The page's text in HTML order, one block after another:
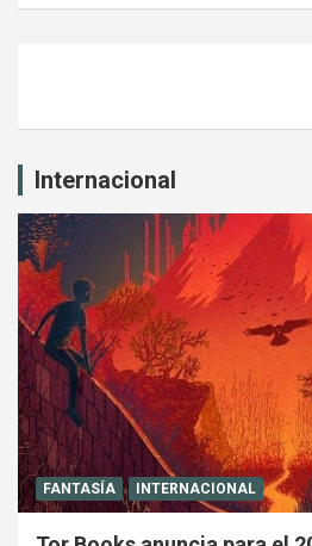
Internacional
FANTASÍA INTERNACIONAL